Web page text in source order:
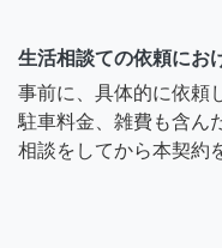
生活相談ての依頼にお
事前に、具体的に依頼
駐車料金、雑費も含ん
相談をしてから本契約